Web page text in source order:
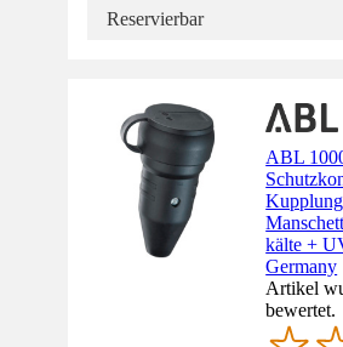
Reservierbar
ABL
kälte +
Germany
Artikel
bewertet.